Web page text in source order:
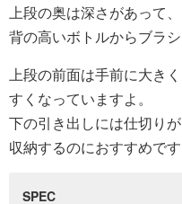
上段の奥は深さがあって
背の高いボトルからブラシ
上段の前面は手前に大き
すくなっていますよ。
下の引き出しには仕切り
収納するのにおすすめです
SPEC